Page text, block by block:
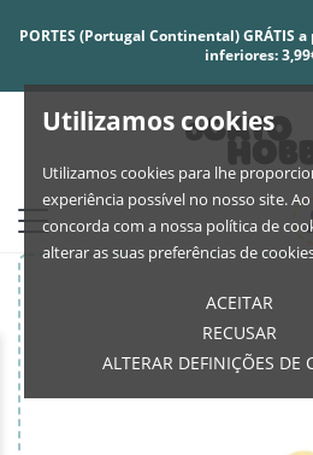
Utilizamos cookies
Utilizamos cookies para lhe
experiência possível no nosso site.
concorda com a nossa política de
alterar as suas preferências de
ACEITAR
RECUSAR
ALTERAR DEFINIÇÕES DE
PORTES (Portugal Continental) GRÁTIS
inferiores: